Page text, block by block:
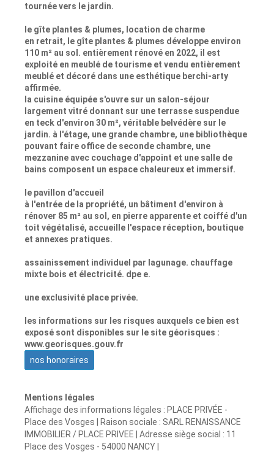
tournée vers le jardin.
le gîte plantes & plumes, location de charme
en retrait, le gîte plantes & plumes développe environ
110 m² au sol. entièrement rénové en 2022, il est
exploité en meublé de tourisme et vendu entièrement
meublé et décoré dans une esthétique berchi-arty
affirmée.
la cuisine équipée s'ouvre sur un salon-séjour
largement vitré donnant sur une terrasse suspendue
en teck d'environ 30 m², véritable belvédère sur le
jardin. à l'étage, une grande chambre, une bibliothèque
pouvant faire office de seconde chambre, une
mezzanine avec couchage d'appoint et une salle de
bains composent un espace chaleureux et immersif.
le pavillon d'accueil
à l'entrée de la propriété, un bâtiment d'environ à
rénover 85 m² au sol, en pierre apparente et coiffé d'un
toit végétalisé, accueille l'espace réception, boutique
et annexes pratiques.
assainissement individuel par lagunage. chauffage
mixte bois et électricité. dpe e.
une exclusivité place privée.
les informations sur les risques auxquels ce bien est
exposé sont disponibles sur le site géorisques :
www.georisques.gouv.fr
nos honoraires
Mentions légales
Affichage des informations légales : PLACE PRIVÉE -
Place des Vosges | Raison sociale : SARL RENAISSANCE
IMMOBILIER / PLACE PRIVEE | Adresse siège social : 11
Place des Vosges - 54000 NANCY |